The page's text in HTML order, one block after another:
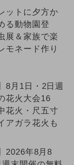
ットに夕方か
る動物園登
＆家族で楽
モネード作り
8月1日・2日週
花火大会16
花火・尺五寸
アガラ花火も
2026年8月8